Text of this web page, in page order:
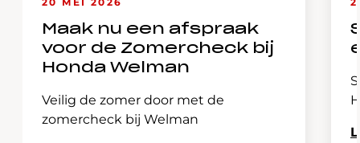
Maak nu een afspraak
voor de Zomercheck bij
Honda Welman
Veilig de zomer door met de
zomercheck bij Welman